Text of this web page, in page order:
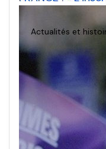
Actualités et